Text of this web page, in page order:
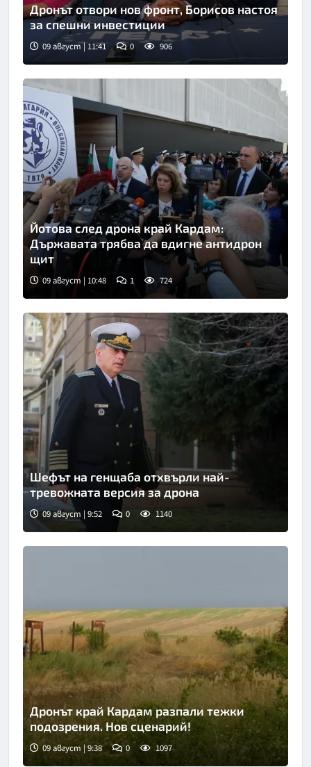
Дронът отвори нов фронт, Борисов настоя
за спешни инвестиции
09 август | 11:41 0 906
Снимка: БТА
Йотова след дрона край Кардам:
Държавата трябва да вдигне антидрон
щит
09 август | 10:48 1 724
Снимка: БТА
Шефът на генщаба отхвърли най-
тревожната версия за дрона
09 август | 9:52 0 1140
Снимка: Нова телевизия
Дронът край Кардам разпали тежки
подозрения. Нов сценарий!
09 август | 9:38 0 1097